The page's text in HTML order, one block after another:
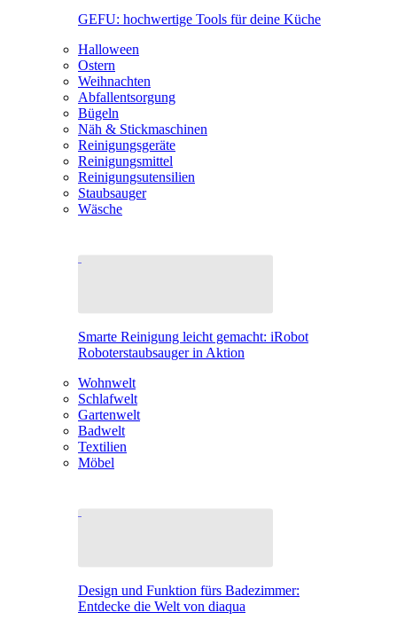
GEFU: hochwertige Tools für deine Küche
Halloween
Ostern
Weihnachten
Abfallentsorgung
Bügeln
Näh & Stickmaschinen
Reinigungsgeräte
Reinigungsmittel
Reinigungsutensilien
Staubsauger
Wäsche
Smarte Reinigung leicht gemacht: iRobot
Roboterstaubsauger in Aktion
Wohnwelt
Schlafwelt
Gartenwelt
Badwelt
Textilien
Möbel
Design und Funktion fürs Badezimmer:
Entdecke die Welt von diaqua